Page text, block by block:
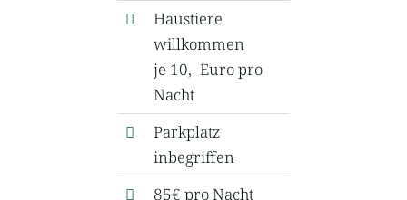
Haustiere
willkommen
je 10,- Euro pro
Nacht
Parkplatz
inbegriffen
85€ pro Nacht